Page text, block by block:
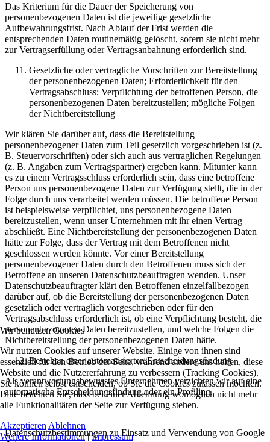
Das Kriterium für die Dauer der Speicherung von
personenbezogenen Daten ist die jeweilige gesetzliche
Aufbewahrungsfrist. Nach Ablauf der Frist werden die
entsprechenden Daten routinemäßig gelöscht, sofern sie nicht mehr
zur Vertragserfüllung oder Vertragsanbahnung erforderlich sind.
Gesetzliche oder vertragliche Vorschriften zur Bereitstellung
der personenbezogenen Daten; Erforderlichkeit für den
Vertragsabschluss; Verpflichtung der betroffenen Person, die
personenbezogenen Daten bereitzustellen; mögliche Folgen
der Nichtbereitstellung
Wir klären Sie darüber auf, dass die Bereitstellung
personenbezogener Daten zum Teil gesetzlich vorgeschrieben ist (z.
B. Steuervorschriften) oder sich auch aus vertraglichen Regelungen
(z. B. Angaben zum Vertragspartner) ergeben kann. Mitunter kann
es zu einem Vertragsschluss erforderlich sein, dass eine betroffene
Person uns personenbezogene Daten zur Verfügung stellt, die in der
Folge durch uns verarbeitet werden müssen. Die betroffene Person
ist beispielsweise verpflichtet, uns personenbezogene Daten
bereitzustellen, wenn unser Unternehmen mit ihr einen Vertrag
abschließt. Eine Nichtbereitstellung der personenbezogenen Daten
hätte zur Folge, dass der Vertrag mit dem Betroffenen nicht
geschlossen werden könnte. Vor einer Bereitstellung
personenbezogener Daten durch den Betroffenen muss sich der
Betroffene an unseren Datenschutzbeauftragten wenden. Unser
Datenschutzbeauftragter klärt den Betroffenen einzelfallbezogen
darüber auf, ob die Bereitstellung der personenbezogenen Daten
gesetzlich oder vertraglich vorgeschrieben oder für den
Vertragsabschluss erforderlich ist, ob eine Verpflichtung besteht, die
personenbezogenen Daten bereitzustellen, und welche Folgen die
Nichtbereitstellung der personenbezogenen Daten hätte.
Bestehen einer automatisierten Entscheidungsfindung
Als verantwortungsbewusstes Unternehmen verzichten wir auf eine
automatische Entscheidungsfindung oder ein Profiling.
Datenschutzbestimmungen zu Einsatz und Verwendung von Google
Wir benutzen Cookies
Wir nutzen Cookies auf unserer Website. Einige von ihnen sind
essenziell für den Betrieb der Seite, während andere uns helfen, diese
Website und die Nutzererfahrung zu verbessern (Tracking Cookies).
Sie können selbst entscheiden, ob Sie die Cookies zulassen möchten.
Bitte beachten Sie, dass bei einer Ablehnung womöglich nicht mehr
alle Funktionalitäten der Seite zur Verfügung stehen.
Akzeptieren Ablehnen
Weitere Informationen|Impressum